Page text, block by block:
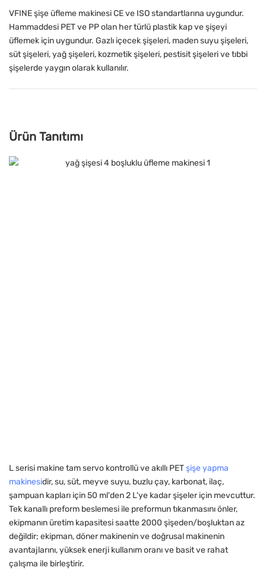
VFINE şişe üfleme makinesi CE ve ISO standartlarına uygundur.
Hammaddesi PET ve PP olan her türlü plastik kap ve şişeyi
üflemek için uygundur. Gazlı içecek şişeleri, maden suyu şişeleri,
süt şişeleri, yağ şişeleri, kozmetik şişeleri, pestisit şişeleri ve tıbbi
şişelerde yaygın olarak kullanılır.
Ürün Tanıtımı
L serisi makine tam servo kontrollü ve akıllı PETşişe yapma
makinesidir, su, süt, meyve suyu, buzlu çay, karbonat, ilaç,
şampuan kapları için 50 ml'den 2 L'ye kadar şişeler için mevcuttur.
Tek kanallı preform beslemesi ile preformun tıkanmasını önler,
ekipmanın üretim kapasitesi saatte 2000 şişeden/boşluktan az
değildir; ekipman, döner makinenin ve doğrusal makinenin
avantajlarını, yüksek enerji kullanım oranı ve basit ve rahat
çalışma ile birleştirir.